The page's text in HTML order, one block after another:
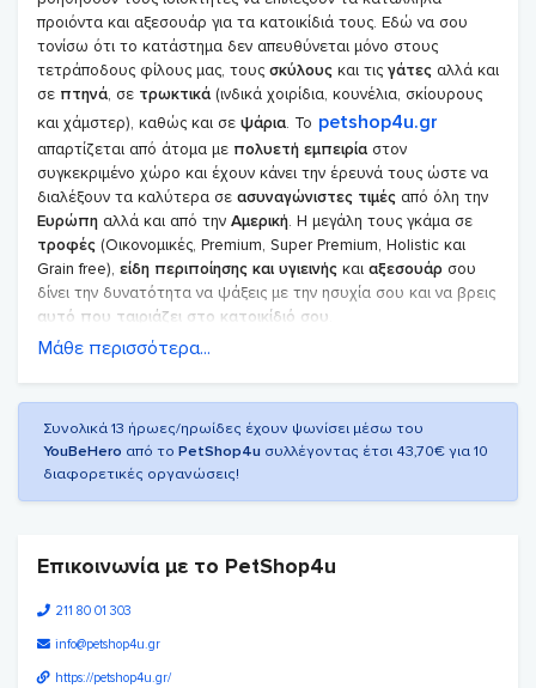
προιόντα και αξεσουάρ για τα κατοικίδιά τους. Εδώ να σου
τονίσω ότι το κατάστημα δεν απευθύνεται μόνο στους
τετράποδους φίλους μας, τους σκύλους και τις γάτες αλλά και
σε πτηνά, σε τρωκτικά (ινδικά χοιρίδια, κουνέλια, σκίουρους
και χάμστερ), καθώς και σε ψάρια. Το petshop4u.gr
απαρτίζεται από άτομα με πολυετή εμπειρία στον
συγκεκριμένο χώρο και έχουν κάνει την έρευνά τους ώστε να
διαλέξουν τα καλύτερα σε ασυναγώνιστες τιμές από όλη την
Ευρώπη αλλά και από την Αμερική. Η μεγάλη τους γκάμα σε
τροφές (Οικονομικές, Premium, Super Premium, Holistic και
Grain free), είδη περιποίησης και υγιεινής και αξεσουάρ σου
δίνει την δυνατότητα να ψάξεις με την ησυχία σου και να βρεις
αυτό που ταιριάζει στο κατοικίδιό σου
Είσαι έτοιμος να δώσεις στο κατοικίδιο σου αυτό που θέλει και
μπαίνεις να ψάξεις στο
όμως εσύ παράλληλα, είναι να
Μάθε περισσότερα...
Συνολικά 13 ήρωες/ηρωίδες έχουν ψωνίσει μέσω του
YouBeHero από το PetShop4u συλλέγοντας έτσι 43,70€ για 10
διαφορετικές οργανώσεις!
Επικοινωνία με το PetShop4u
211 80 01 303
info@petshop4u.gr
https://petshop4u.gr/